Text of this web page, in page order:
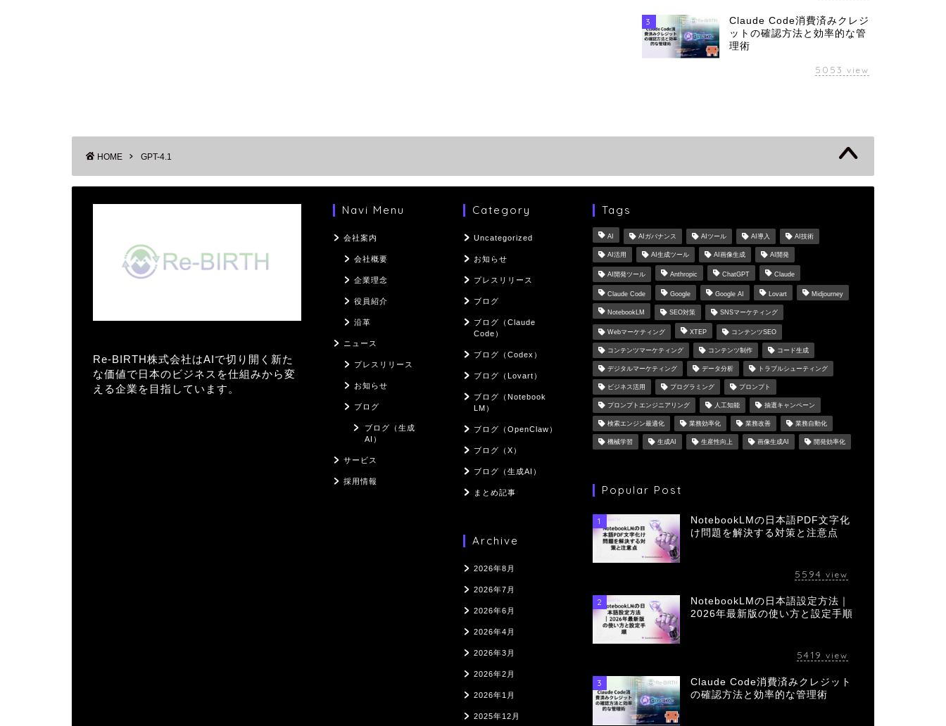
3
Claude Code消費済みクレジ
ットの確認方法と効率的な管
理術
5053 view
HOME GPT-4.1
Re-BIRTH株式会社はAIで切り開く新た
な価値で日本のビジネスを仕組みから変
える企業を目指しています。
Navi Menu
会社案内
会社概要
企業理念
役員紹介
沿革
ニュース
プレスリリース
お知らせ
ブログ
ブログ（生成
AI）
サービス
採用情報
Category
Uncategorized
お知らせ
プレスリリース
ブログ
ブログ（Claude
Code）
ブログ（Codex）
ブログ（Lovart）
ブログ（Notebook
LM）
ブログ（OpenClaw）
ブログ（X）
ブログ（生成AI）
まとめ記事
Archive
2026年8月
2026年7月
2026年6月
2026年4月
2026年3月
2026年2月
2026年1月
2025年12月
Tags
AI AIガバナンス AIツール AI導入 AI技術
AI活用 AI生成ツール AI画像生成 AI開発
AI開発ツール Anthropic ChatGPT Claude
Claude Code Google Google AI Lovart Midjourney
NotebookLM SEO対策 SNSマーケティング
Webマーケティング XTEP コンテンツSEO
コンテンツマーケティング コンテンツ制作 コード生成
デジタルマーケティング データ分析 トラブルシューティング
ビジネス活用 プログラミング プロンプト
プロンプトエンジニアリング 人工知能 抽選キャンペーン
検索エンジン最適化 業務効率化 業務改善 業務自動化
機械学習 生成AI 生産性向上 画像生成AI 開発効率化
Popular Post
1
NotebookLMの日本語PDF文字化
け問題を解決する対策と注意点
5594 view
2
NotebookLMの日本語設定方法｜
2026年最新版の使い方と設定手順
5419 view
3
Claude Code消費済みクレジット
の確認方法と効率的な管理術